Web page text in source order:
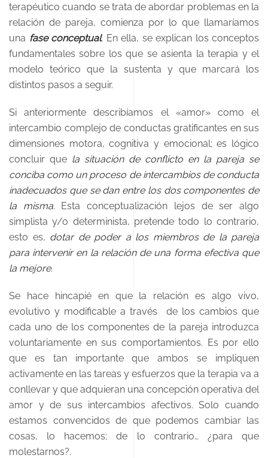
terapéutico cuando se trata de abordar problemas en la
relación de pareja, comienza por lo que llamaríamos
una fase conceptual. En ella, se explican los conceptos
fundamentales sobre los que se asienta la terapia y el
modelo teórico que la sustenta y que marcará los
distintos pasos a seguir.
Si anteriormente describíamos el «amor» como el
intercambio complejo de conductas gratificantes en sus
dimensiones motora, cognitiva y emocional; es lógico
concluir que la situación de conflicto en la pareja se
conciba como un proceso de intercambios de conducta
inadecuados que se dan entre los dos componentes de
la misma.Esta conceptualización lejos de ser algo
simplista y/o determinista, pretende todo lo contrario,
esto es, dotar de poder a los miembros de la pareja
para intervenir en la relación de una forma efectiva que
la mejore.
Se hace hincapié en que la relación es algo vivo,
evolutivo y modificable a través de los cambios que
cada uno de los componentes de la pareja introduzca
voluntariamente en sus comportamientos. Es por ello
que es tan importante que ambos se impliquen
activamente en las tareas y esfuerzos que la terapia va a
conllevar y que adquieran una concepción operativa del
amor y de sus intercambios afectivos. Solo cuando
estamos convencidos de que podemos cambiar las
cosas, lo hacemos; de lo contrario… ¿para que
molestarnos?.